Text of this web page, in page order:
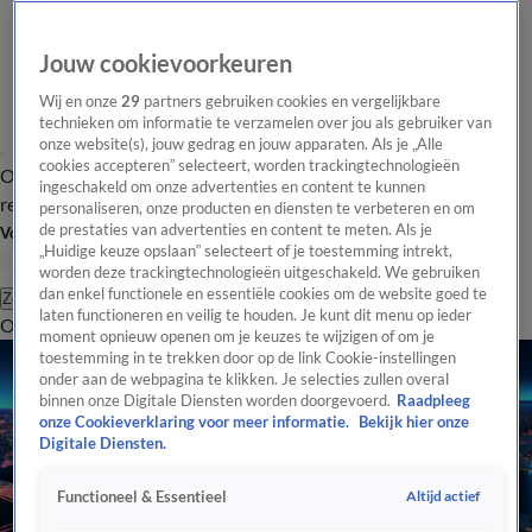
Overzicht Laatste nieuws Regionieuws Het beste van Hart
Tip de
redactie
Volg Hart van Nederland
Zoeken
OverzichtRegioUitzendingenWeerTip de redactiePanelVideo's
Jouw cookievoorkeuren
Wij en onze29 partners gebruiken cookies en vergelijkbare
technieken om informatie te verzamelen over jou als gebruiker van
onze website(s), jouw gedrag en jouw apparaten. Als je „Alle
cookies accepteren” selecteert, worden trackingtechnologieën
ingeschakeld om onze advertenties en content te kunnen
personaliseren, onze producten en diensten te verbeteren en om
de prestaties van advertenties en content te meten. Als je
„Huidige keuze opslaan” selecteert of je toestemming intrekt,
worden deze trackingtechnologieën uitgeschakeld. We gebruiken
dan enkel functionele en essentiële cookies om de website goed te
laten functioneren en veilig te houden. Je kunt dit menu op ieder
moment opnieuw openen om je keuzes te wijzigen of om je
toestemming in te trekken door op de link Cookie-instellingen
onder aan de webpagina te klikken. Je selecties zullen overal
binnen onze Digitale Diensten worden doorgevoerd. Raadpleeg
onze Cookieverklaring voor meer informatie.
Bekijk hier onze
Digitale Diensten.
Functioneel & Essentieel Altijd actief